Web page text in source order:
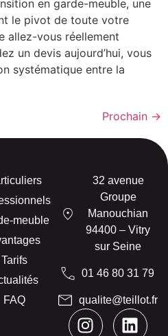
en garde-meuble, une
le pivot de toute votre
allez-vous réellement
un devis aujourd’hui, vous
systématique entre la
Prochain →
32 avenue
Groupe
Manouchian
94400 – Vitry
sur Seine
01 46 80 31 79
qualite@teillot.fr
meuble
Tarifs
FAQ